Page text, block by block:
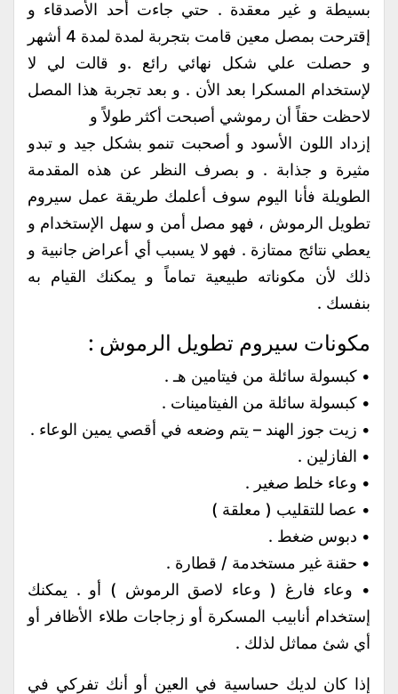
بسيطة و غير معقدة . حتي جاءت أحد الأصدقاء و
إقترحت بمصل معين قامت بتجربة لمدة لمدة 4 أشهر
و حصلت علي شكل نهائي رائع .و قالت لي لا
لإستخدام المسكرا بعد الأن . و بعد تجربة هذا المصل
لاحظت حقاً أن رموشي أصبحت أكثر طولاً و
إزداد اللون الأسود و أصحبت تنمو بشكل جيد و تبدو
مثيرة و جذابة . و بصرف النظر عن هذه المقدمة
الطويلة فأنا اليوم سوف أعلمك طريقة عمل سيروم
تطويل الرموش ، فهو مصل أمن و سهل الإستخدام و
يعطي نتائج ممتازة . فهو لا يسبب أي أعراض جانبية و
ذلك لأن مكوناته طبيعية تماماً و يمكنك القيام به
بنفسك .
مكونات سيروم تطويل الرموش :
• كبسولة سائلة من فيتامين هـ .
• كبسولة سائلة من الفيتامينات .
• زيت جوز الهند – يتم وضعه في أقصي يمين الوعاء .
• الفازلين .
• وعاء خلط صغير .
• عصا للتقليب ( معلقة )
• دبوس ضغط .
• حقنة غير مستخدمة / قطارة .
• وعاء فارغ ( وعاء لاصق الرموش ) أو . يمكنك
إستخدام أنابيب المسكرة أو زجاجات طلاء الأظافر أو
أي شئ مماثل لذلك .
إذا كان لديك حساسية في العين أو أنك تفركي في